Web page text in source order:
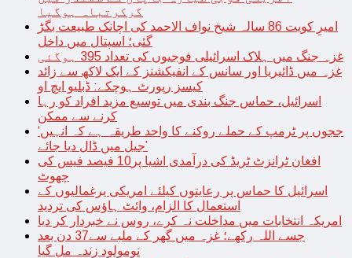
گرکرتباہ ہوگیا
امیرِ کویت 86 سالہ شیخ نواف الاحمد کی اچانک طبیعت بگڑ
گئی؛ اسپتال میں داخل
غزہ جنگ میں ہلاک اسرائیلی فوجیوں کی تعداد 395 ہوگئی
غزہ میں ڈائیریا اور سانس کے انفیکشنز کے ایک لاکھ سے زائد
کیسز رپورٹ ہوچکے: ڈبلیو ایچ او
اسرائیل، حماس جنگ بندی میں توسیع مزید افراد کو رہا
کرنے سے ممکن
‘ججوں پر ٹرمپ کے حملے روکنے کا واحد طریقہ ہے کہ انہیں
جیل میں ڈال دیا جائے’
افغان ٹرانزٹ ٹریڈ کی درآمدی اشیا پر10 فیصد فیس کی
چھوٹ
اسرائیل کا حماس پر رعایتوں کیلئے امریکی یرغمالیوں کے
استعمال کا الزام، وائٹ ہاؤس کی تردید
امریکہ انتخابات میں مداخلت نہ کرے، روس نے خبردار کر دیا
جسے اللہ رکھے؛ غزہ میں گھر کے ملبے سے37 دن بعد
نومولود زندہ مل گیا